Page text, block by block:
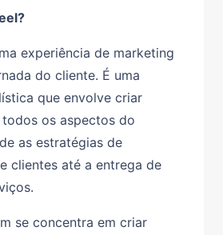
experiência de marketing
do cliente. É uma
que envolve criar
os aspectos do
as estratégias de
clientes até a entrega de
se concentra em criar